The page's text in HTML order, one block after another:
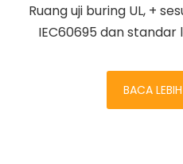
Ruang uji buring UL, +
IEC60695 dan standar
BACA